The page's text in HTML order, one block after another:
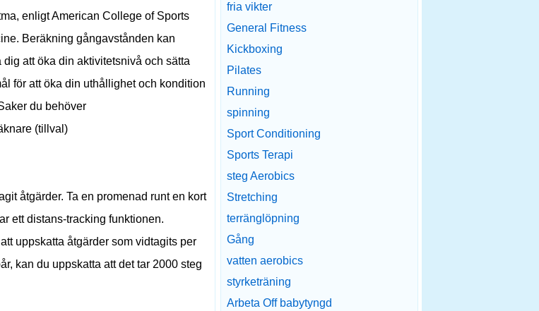
enligt American College of Sports
Beräkning gångavstånden kan
dig att öka din aktivitetsnivå och sätta
för att öka din uthållighet och kondition
du behöver
(tillval)
åtgärder. Ta en promenad runt en kort
ett distans-tracking funktionen.
uppskatta åtgärder som vidtagits per
kan du uppskatta att det tar 2000 steg
fria vikter
General Fitness
Kickboxing
Pilates
Running
spinning
Sport Conditioning
Sports Terapi
steg Aerobics
Stretching
terränglöpning
Gång
vatten aerobics
styrketräning
Arbeta Off babytyngd